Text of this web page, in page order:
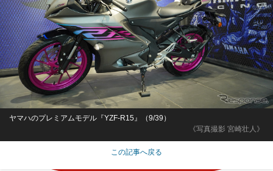
《写真撮影 宮崎壮人》
ヤマハのプレミアムモデル『YZF-R15』（9/39）
この記事へ戻る